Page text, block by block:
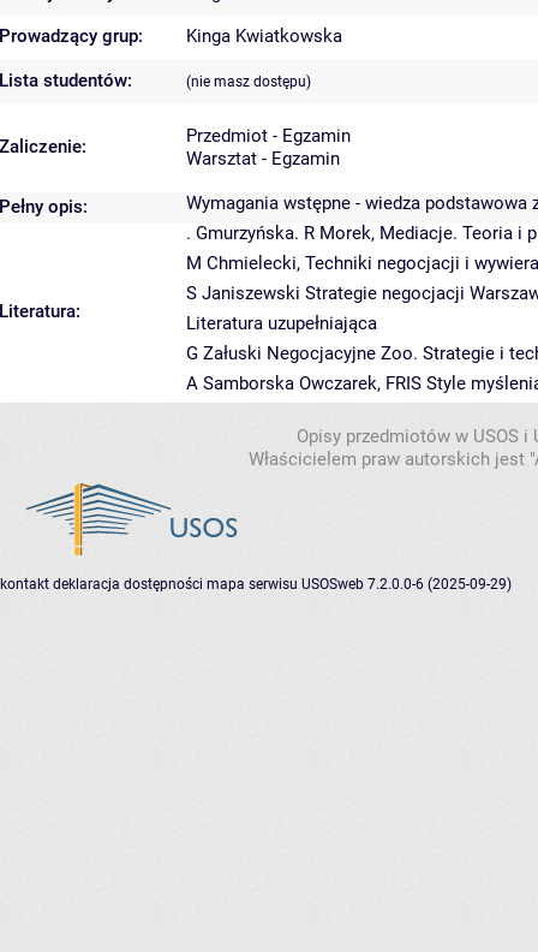
Prowadzący grup:
Kinga Kwiatkowska
Lista studentów: (nie masz dostępu)
Zaliczenie:
Przedmiot - Egzamin
Warsztat - Egzamin
Pełny opis: Wymagania wstępne - wiedza
Literatura:
. Gmurzyńska. R Morek, Mediacje. Teoria i
M Chmielecki, Techniki negocjacji i
S Janiszewski Strategie negocjacji
Literatura uzupełniająca
G Załuski Negocjacyjne Zoo. Strategie i
A Samborska Owczarek, FRIS Style
Opisy przedmiotów w USOS
Właścicielem praw autorskich jest
kontakt deklaracja dostępności mapa serwisu USOSweb 7.2.0.0-6 (2025-09-29)